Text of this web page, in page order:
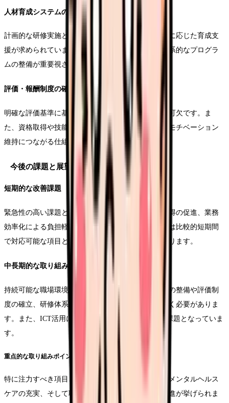
人材育成システムの構築
計画的な研修実施と、個々の職員のキャリアプランに応じた育成支
援が求められています。特に、新人教育における体系的なプログラ
ムの整備が重要視されています。
評価・報酬制度の確立
明確な評価基準に基づく公平な処遇制度の構築が不可欠です。ま
た、資格取得や技能向上に応じた手当の整備など、モチベーション
維持につながる仕組みづくりが重要です。
今後の課題と展望
短期的な改善課題
緊急性の高い課題として、夜勤体制の改善や休暇取得の促進、業務
効率化による負担軽減などが挙げられます。これらは比較的短期間
で対応可能な項目として優先的に取り組む必要があります。
中長期的な取り組み
持続可能な職場環境の構築に向けて、キャリアパスの整備や評価制
度の確立、研修体系の構築などを計画的に進めていく必要がありま
す。また、ICT活用による業務効率化も重要な検討課題となっていま
す。
重点的な取り組みポイント
特に注力すべき項目として、新人教育体制の強化、メンタルヘルス
ケアの充実、そして職員間のコミュニケーション促進が挙げられま